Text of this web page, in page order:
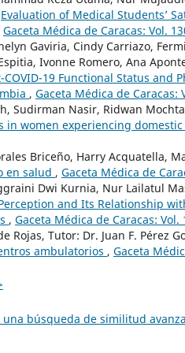
Evaluation of Medical Students’
Gaceta Médica de Caracas: Vol.
Gaviria, Cindy Carriazo,
Ivonne Romero, Ana
COVID-19 Functional Status
, Gaceta Médica de Caracas:
Sudirman Nasir, Ridwan
in women experiencing
Briceño, Harry Acquatella,
en salud , Gaceta Médica de
Dwi Kurnia, Nur Lailatul
and Its Relationship
, Gaceta Médica de Caracas: Vol.
Rojas, Tutor: Dr. Juan F. Pérez
ambulatorios , Gaceta
búsqueda de similitud